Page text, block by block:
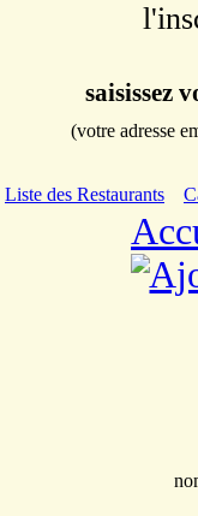
saisissez
(votre adresse
Liste des Restaurants